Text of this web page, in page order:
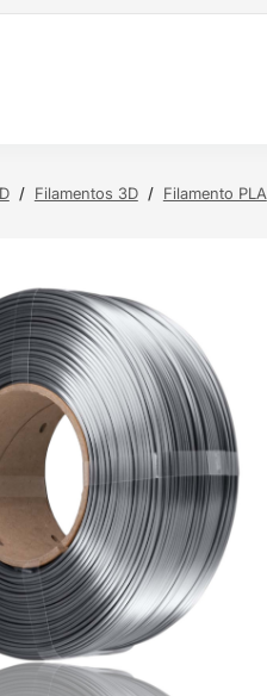
/ Filamentos 3D / Filamento PLA